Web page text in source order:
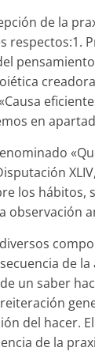
de la
respectos:1.
en
los hábitos,
observación
de
un saber
del hacer.
de la